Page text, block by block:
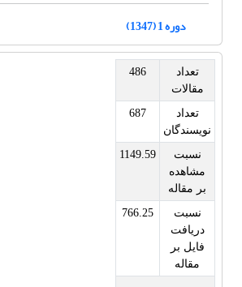
دوره 1 (1347)
تعداد
مقالات
486
تعداد
نویسندگان
687
نسبت
مشاهده
بر مقاله
1149.59
نسبت
دریافت
فایل بر
مقاله
766.25